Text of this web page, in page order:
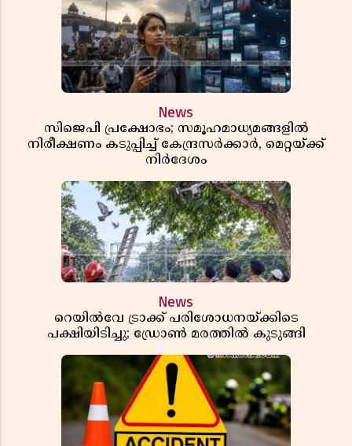
News
സിജെപി പ്രക്ഷോഭം; സമൂഹമാധ്യമങ്ങളിൽ
നിരീക്ഷണം കടുപ്പിച്ച് കേന്ദ്രസർക്കാർ, മെറ്റയ്ക്ക്
നിർദേശം
News
റെയിൽവേ ട്രാക്ക് പരിശോധനയ്ക്കിടെ
പക്ഷിയിടിച്ചു; ഡ്രോൺ മരത്തിൽ കുടുങ്ങി